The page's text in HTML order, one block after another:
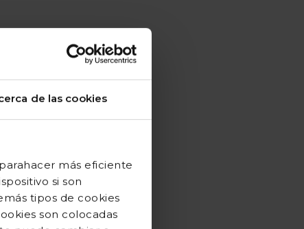
de las cookies
más eficiente
si son
tipos de cookies
son colocadas